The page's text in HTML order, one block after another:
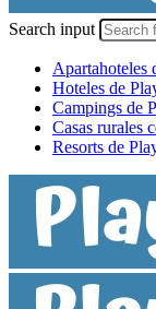
Search input
Apartahoteles
Hoteles de
Campings de
Casas rurales
Resorts de